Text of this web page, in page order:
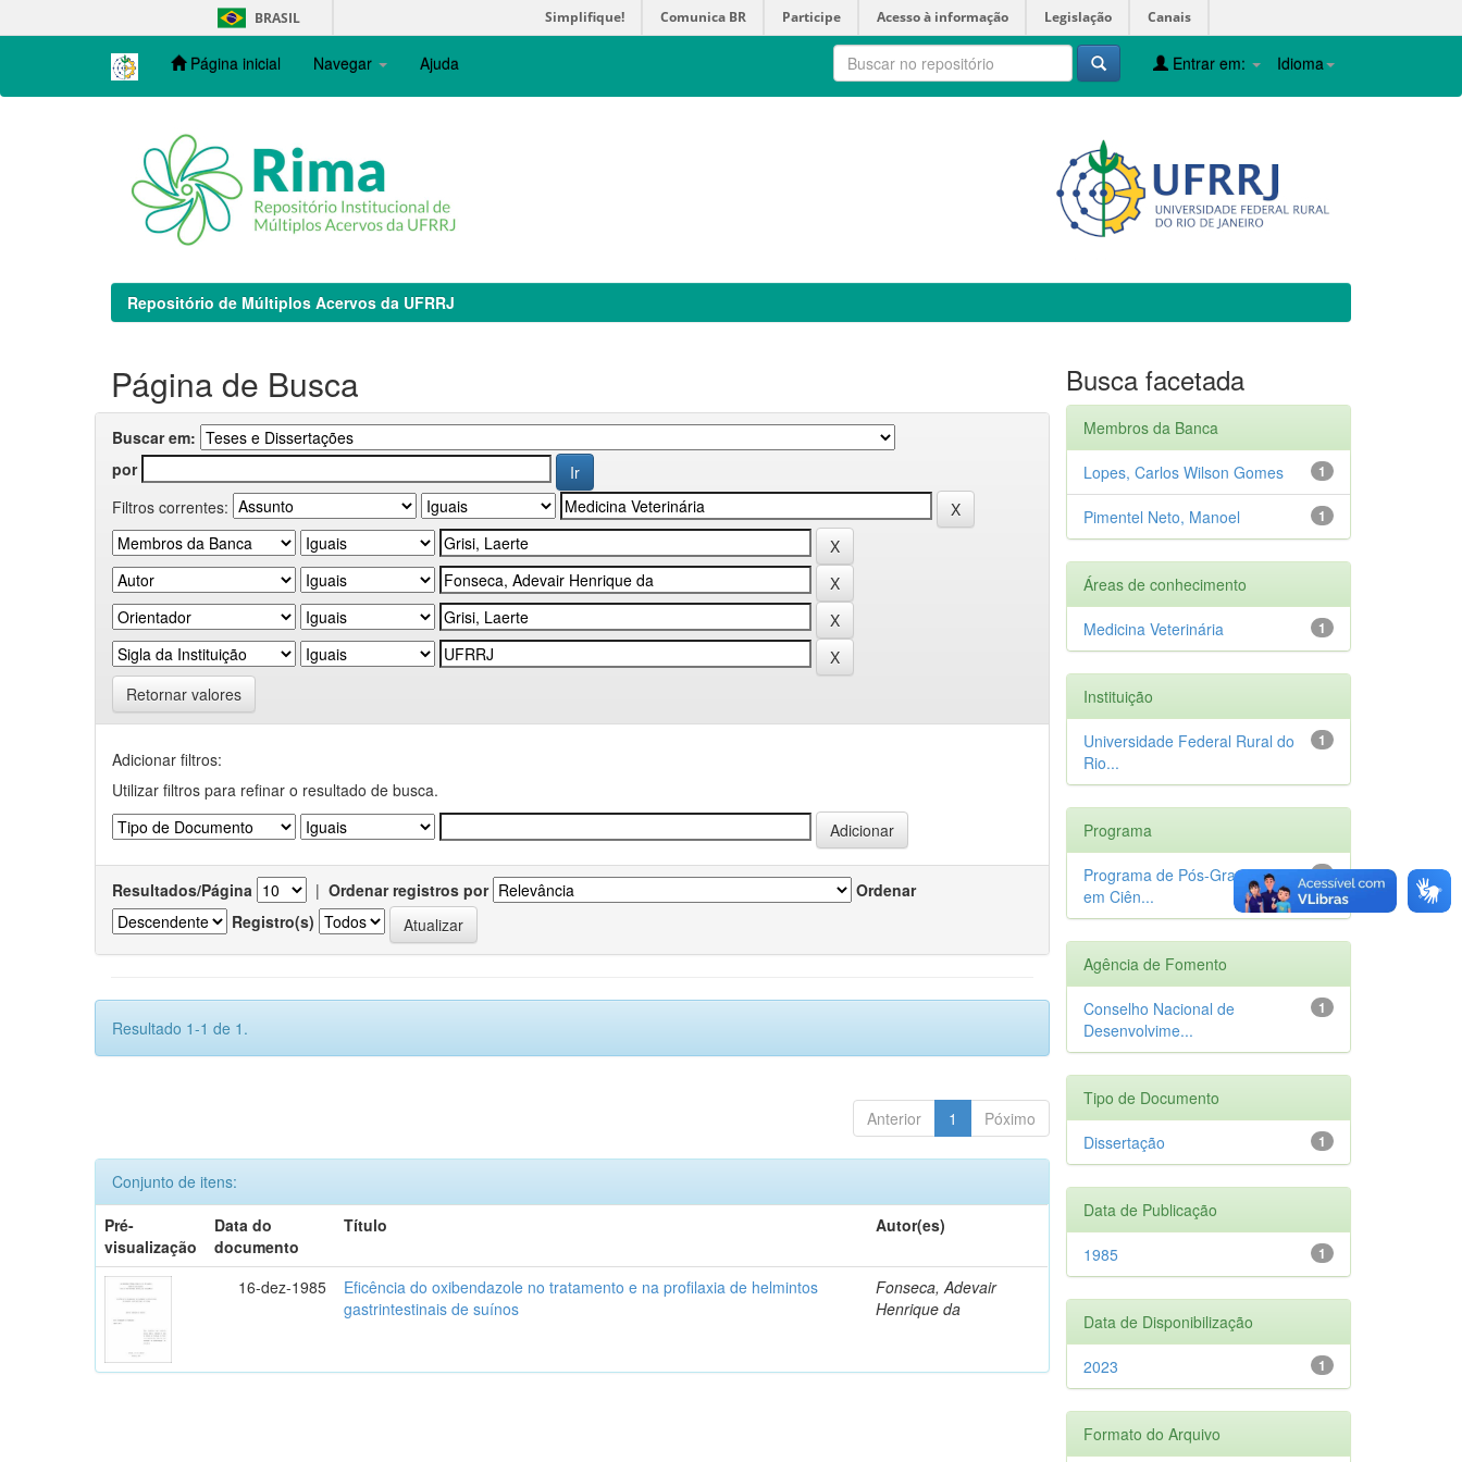
navigation
BRASIL Simplifique! Comunica BR Participe Acesso à informação Legislação Canais
Página inicial Navegar Ajuda Idioma
Entrar em:
Repositório de Múltiplos Acervos da UFRRJ
Página de Busca
Buscar em:
por
Filtros correntes:
Retornar valores
Adicionar filtros:
Utilizar filtros para refinar o resultado de busca.
Resultados/Página | Ordenar registros por
Ordenar
Registro(s)
Resultado 1-1 de 1.
Anterior 1 Póximo
Conjunto de itens:
Pré-
visualização
Data do
documento
Título Autor(es)
16-dez-1985
Eficência do oxibendazole no tratamento e na profilaxia de helmintos
gastrintestinais de suínos
Fonseca, Adevair
Henrique da
Busca facetada
Membros da Banca
1
Lopes, Carlos Wilson Gomes
1
Pimentel Neto, Manoel
Áreas de conhecimento
1
Medicina Veterinária
Instituição
1
Universidade Federal Rural do
Rio...
Programa
1
Programa de Pós-Graduação
em Ciên...
Agência de Fomento
1
Conselho Nacional de
Desenvolvime...
Tipo de Documento
1
Dissertação
Data de Publicação
1
1985
Data de Disponibilização
1
2023
Formato do Arquivo